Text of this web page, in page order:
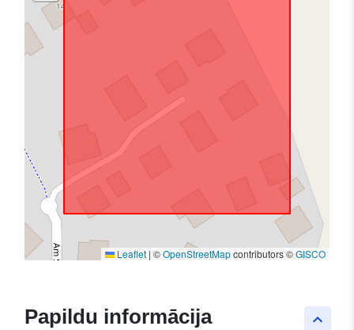
Leaflet | ©OpenStreetMapcontributors ©GISCO
keyboard_arrow_up
Papildu informācija